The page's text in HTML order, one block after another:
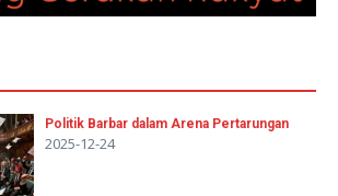
Politik Barbar dalam Arena Pertarungan
2025-12-24